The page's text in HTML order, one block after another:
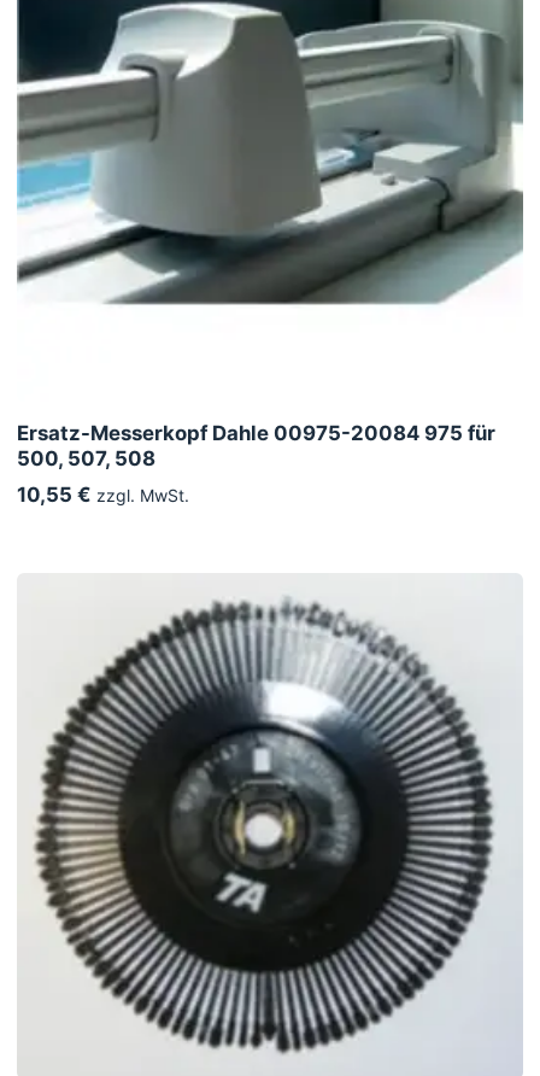
Ersatz-Messerkopf Dahle 00975-20084 975 für
500, 507, 508
10,55 € zzgl. MwSt.